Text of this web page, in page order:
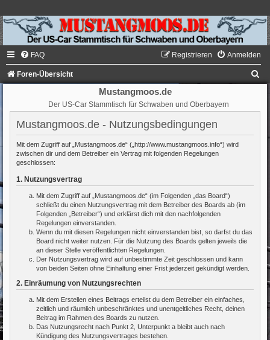
FAQ Anmelden
Registrieren
Foren-Übersicht
Mustangmoos.de
Der US-Car Stammtisch für Schwaben und Oberbayern
Mustangmoos.de - Nutzungsbedingungen
Mit dem Zugriff auf „Mustangmoos.de“ („http://www.mustangmoos.info“) wird
zwischen dir und dem Betreiber ein Vertrag mit folgenden Regelungen
geschlossen:
1. Nutzungsvertrag
Mit dem Zugriff auf „Mustangmoos.de“ (im Folgenden „das Board“)
schließt du einen Nutzungsvertrag mit dem Betreiber des Boards ab (im
Folgenden „Betreiber“) und erklärst dich mit den nachfolgenden
Regelungen einverstanden.
Wenn du mit diesen Regelungen nicht einverstanden bist, so darfst du das
Board nicht weiter nutzen. Für die Nutzung des Boards gelten jeweils die
an dieser Stelle veröffentlichten Regelungen.
Der Nutzungsvertrag wird auf unbestimmte Zeit geschlossen und kann
von beiden Seiten ohne Einhaltung einer Frist jederzeit gekündigt werden.
2. Einräumung von Nutzungsrechten
Mit dem Erstellen eines Beitrags erteilst du dem Betreiber ein einfaches,
zeitlich und räumlich unbeschränktes und unentgeltliches Recht, deinen
Beitrag im Rahmen des Boards zu nutzen.
Das Nutzungsrecht nach Punkt 2, Unterpunkt a bleibt auch nach
Kündigung des Nutzungsvertrages bestehen.